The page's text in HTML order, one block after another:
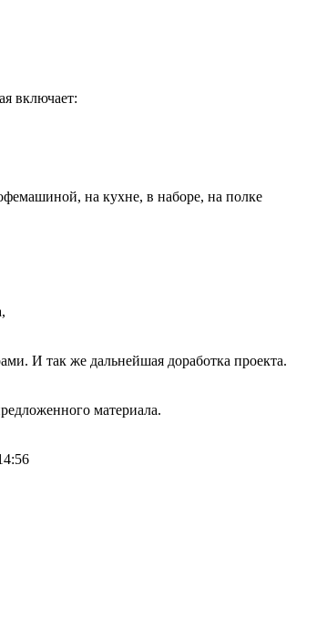
включает:
на кухне, в наборе, на полке
И так же дальнейшая доработка проекта.
материала.